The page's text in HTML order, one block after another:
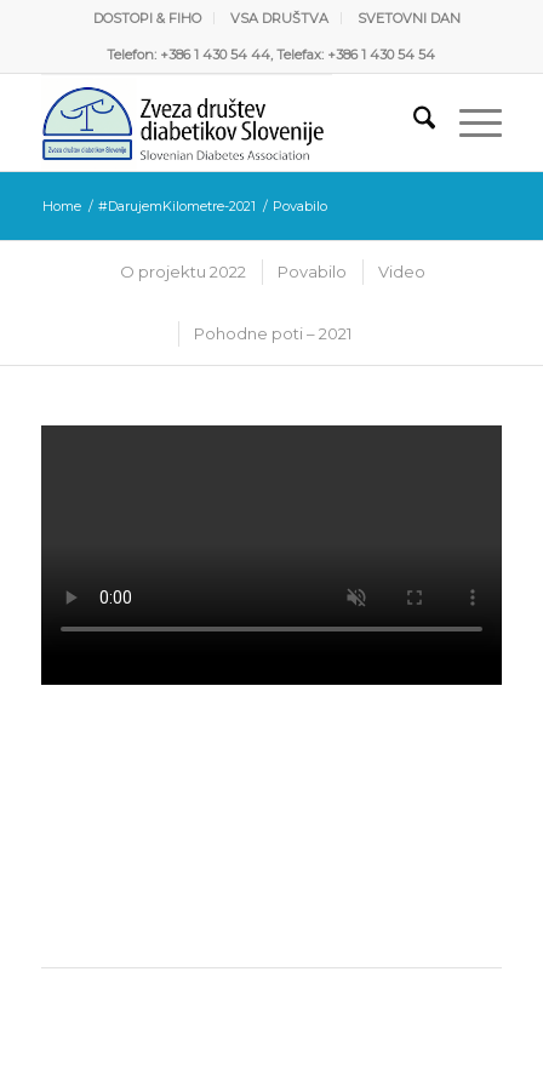
DOSTOPI & FIHO VSA DRUŠTVA SVETOVNI DAN
Telefon: +386 1 430 54 44, Telefax: +386 1 430 54 54
Home / #DarujemKilometre-2021 / Povabilo
O projektu 2022 Povabilo Video
Pohodne poti – 2021